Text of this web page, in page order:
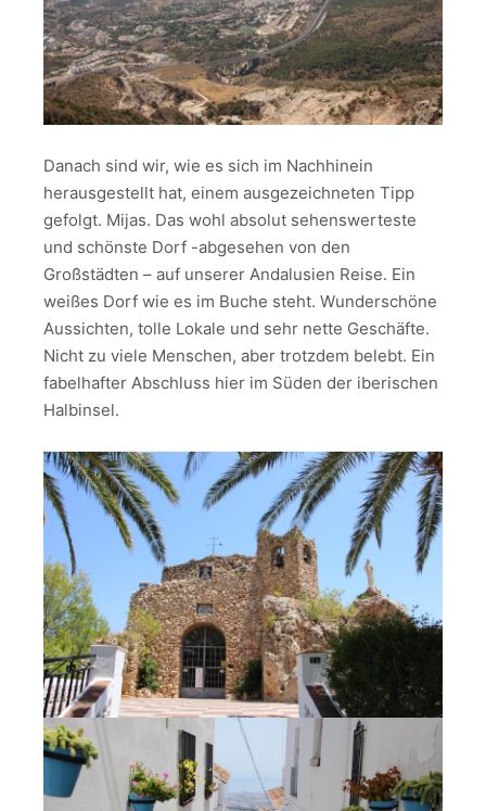
Danach sind wir, wie es sich im Nachhinein
herausgestellt hat, einem ausgezeichneten Tipp
gefolgt. Mijas. Das wohl absolut sehenswerteste
und schönste Dorf -abgesehen von den
Großstädten – auf unserer Andalusien Reise. Ein
weißes Dorf wie es im Buche steht. Wunderschöne
Aussichten, tolle Lokale und sehr nette Geschäfte.
Nicht zu viele Menschen, aber trotzdem belebt. Ein
fabelhafter Abschluss hier im Süden der iberischen
Halbinsel.